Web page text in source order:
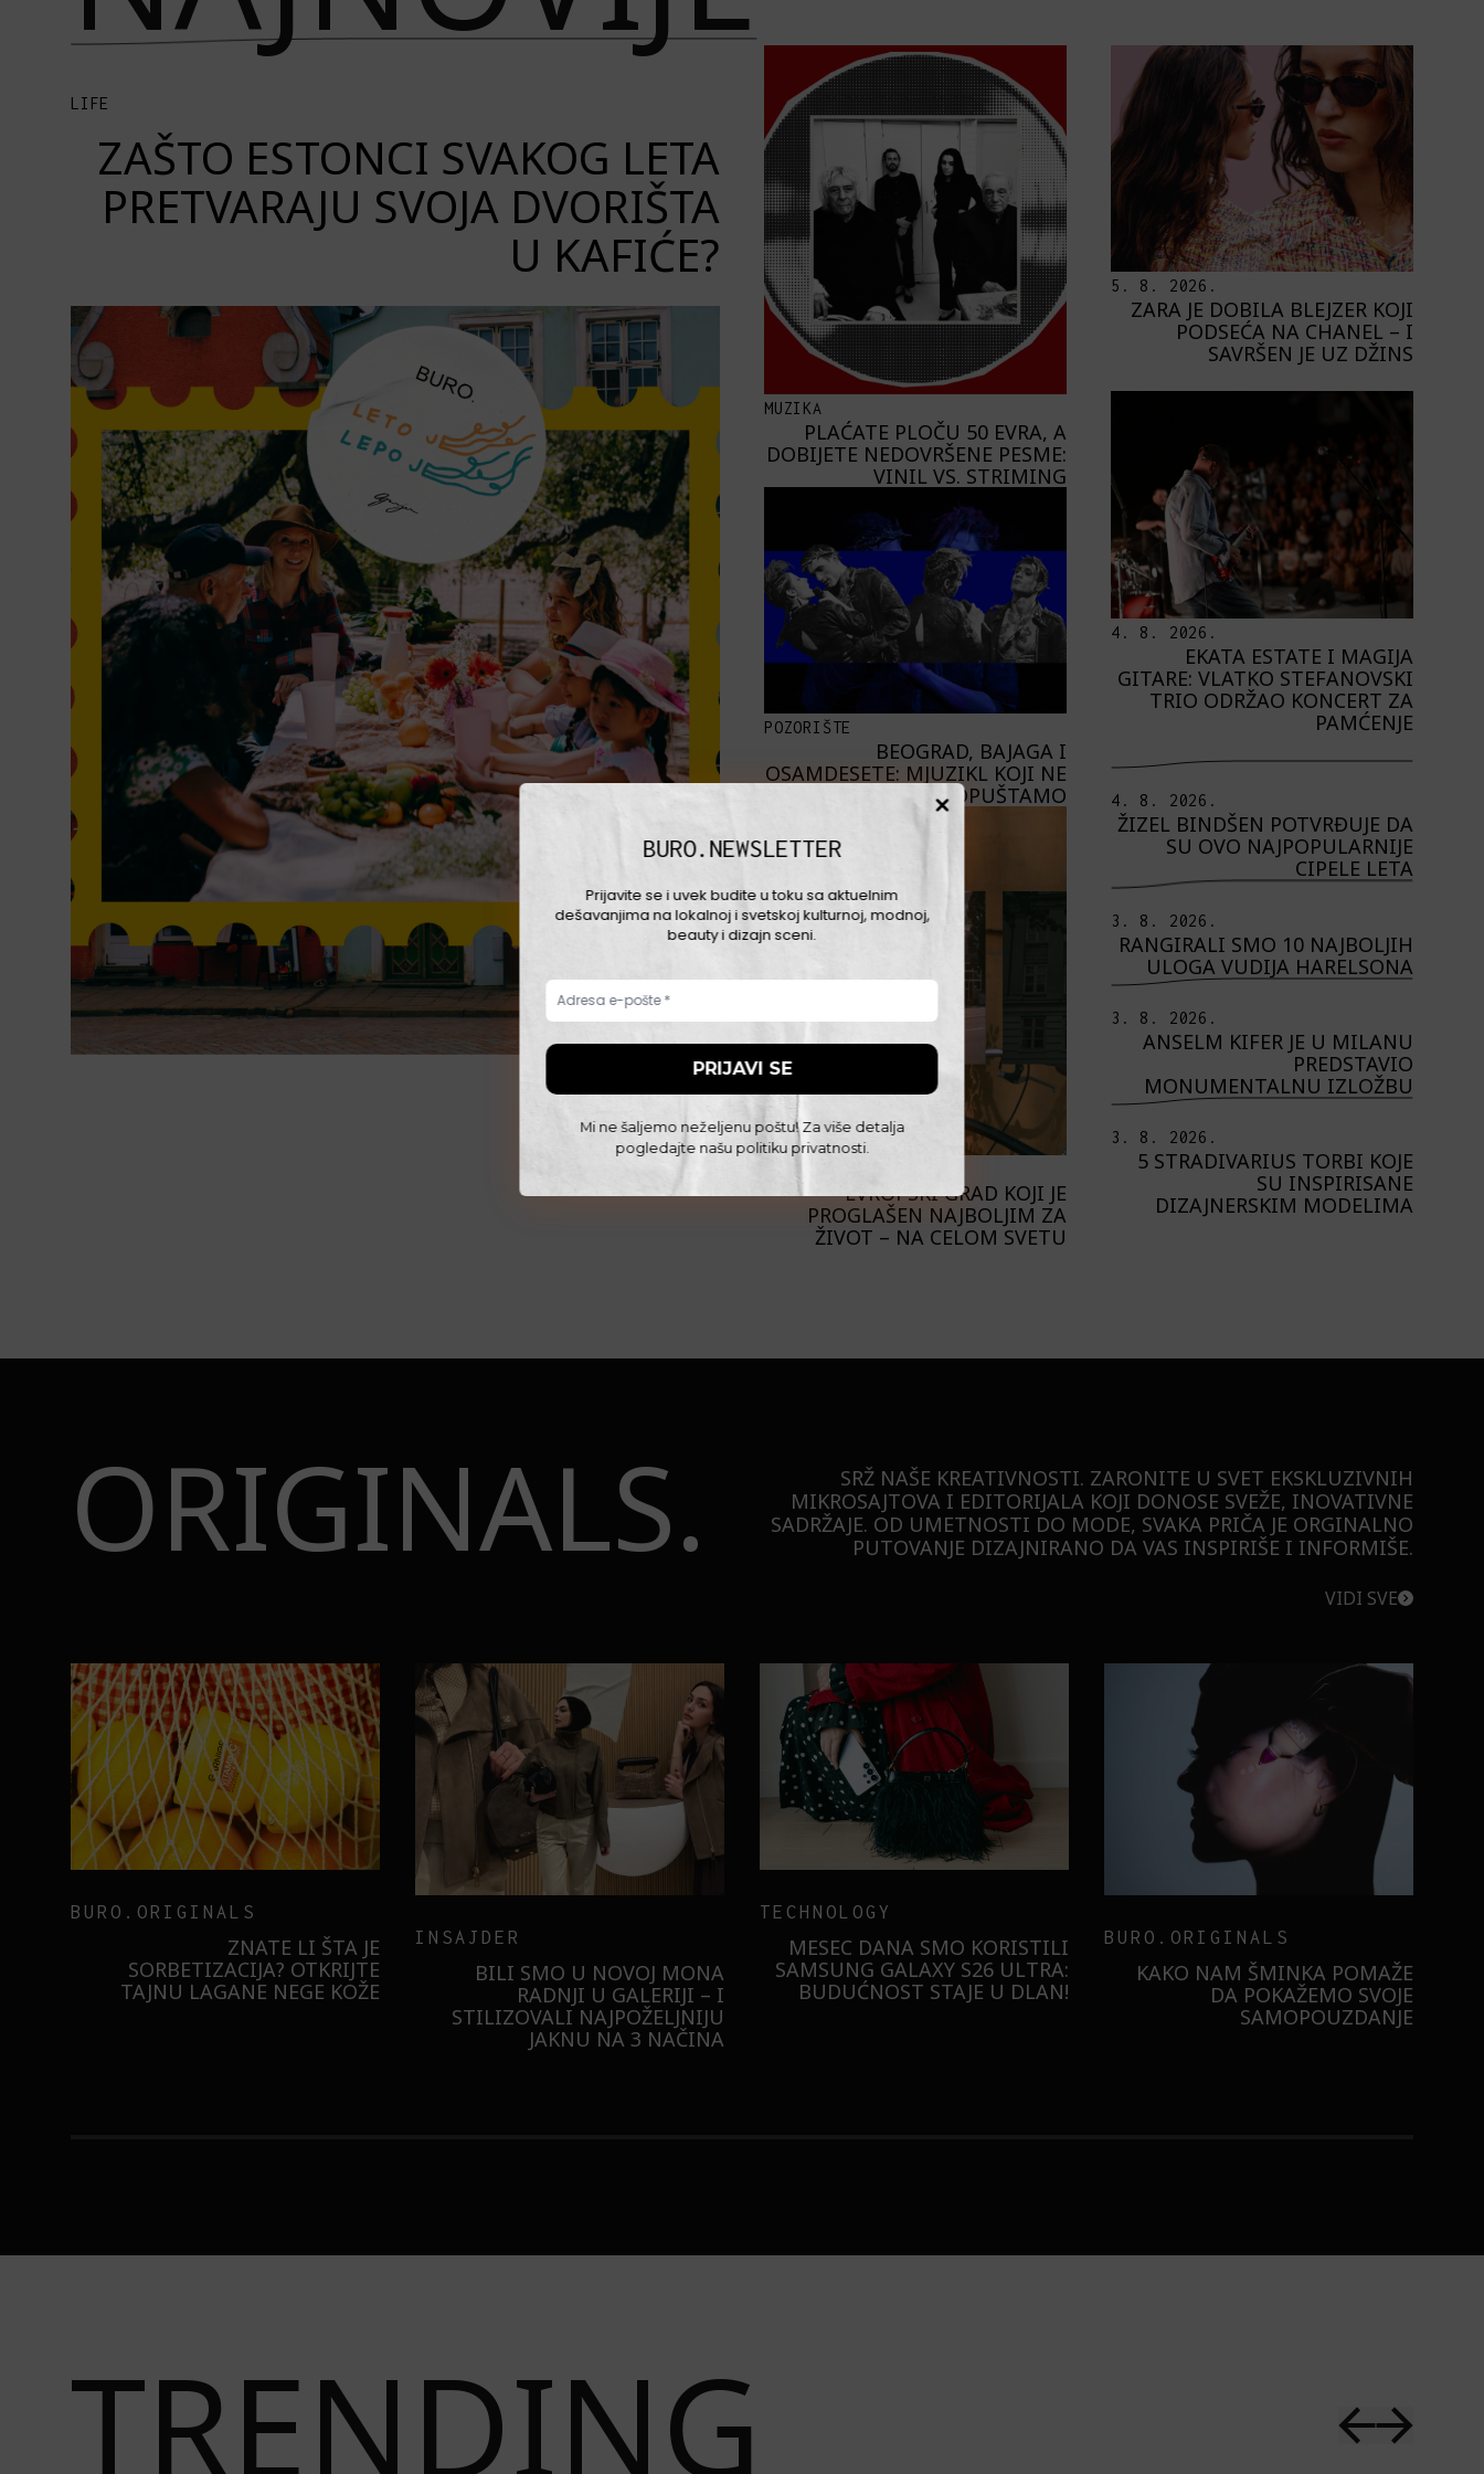
LIFE
ZAŠTO ESTONCI SVAKOG LETA
PRETVARAJU SVOJA DVORIŠTA
U KAFIĆE?
MUZIKA
PLAĆATE PLOČU 50 EVRA, A
DOBIJETE NEDOVRŠENE PESME:
VINIL VS. STRIMING
POZORIŠTE
BEOGRAD, BAJAGA I
OSAMDESETE: MJUZIKL KOJI NE
PROPUŠTAMO
EVROPSKI GRAD KOJI JE
PROGLAŠEN NAJBOLJIM ZA
ŽIVOT – NA CELOM SVETU
5. 8. 2026.
ZARA JE DOBILA BLEJZER KOJI
PODSEĆA NA CHANEL – I
SAVRŠEN JE UZ DŽINS
4. 8. 2026.
EKATA ESTATE I MAGIJA
GITARE: VLATKO STEFANOVSKI
TRIO ODRŽAO KONCERT ZA
PAMĆENJE
4. 8. 2026.
ŽIZEL BINDŠEN POTVRĐUJE DA
SU OVO NAJPOPULARNIJE
CIPELE LETA
3. 8. 2026.
RANGIRALI SMO 10 NAJBOLJIH
ULOGA VUDIJA HARELSONA
3. 8. 2026.
ANSELM KIFER JE U MILANU
PREDSTAVIO
MONUMENTALNU IZLOŽBU
3. 8. 2026.
5 STRADIVARIUS TORBI KOJE
SU INSPIRISANE
DIZAJNERSKIM MODELIMA
ORIGINALS.
SRŽ NAŠE KREATIVNOSTI. ZARONITE U SVET EKSKLUZIVNIH
MIKROSAJTOVA I EDITORIJALA KOJI DONOSE SVEŽE, INOVATIVNE
SADRŽAJE. OD UMETNOSTI DO MODE, SVAKA PRIČA JE ORGINALNO
PUTOVANJE DIZAJNIRANO DA VAS INSPIRIŠE I INFORMIŠE.
VIDI SVE
BURO.ORIGINALS
ZNATE LI ŠTA JE
SORBETIZACIJA? OTKRIJTE
TAJNU LAGANE NEGE KOŽE
INSAJDER
BILI SMO U NOVOJ MONA
RADNJI U GALERIJI – I
STILIZOVALI NAJPOŽELJNIJU
JAKNU NA 3 NAČINA
TECHNOLOGY
MESEC DANA SMO KORISTILI
SAMSUNG GALAXY S26 ULTRA:
BUDUĆNOST STAJE U DLAN!
BURO.ORIGINALS
KAKO NAM ŠMINKA POMAŽE
DA POKAŽEMO SVOJE
SAMOPOUZDANJE
TRENDING
BURO.NEWSLETTER
Prijavite se i uvek budite u toku sa aktuelnim
dešavanjima na lokalnoj i svetskoj kulturnoj, modnoj,
beauty i dizajn sceni.
Mi ne šaljemo neželjenu poštu! Za više detalja
pogledajte našu politiku privatnosti.